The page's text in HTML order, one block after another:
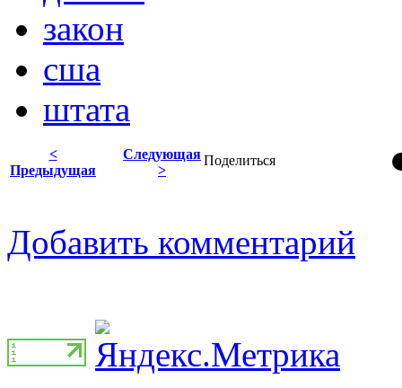
закон
сша
штата
Поделиться
<
Предыдущая
Следующая
>
Добавить комментарий